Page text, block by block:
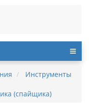
Инструменты
(спайщика)